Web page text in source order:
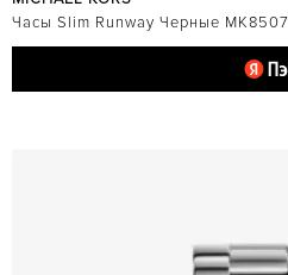
Часы Slim Runway Черные MK8507